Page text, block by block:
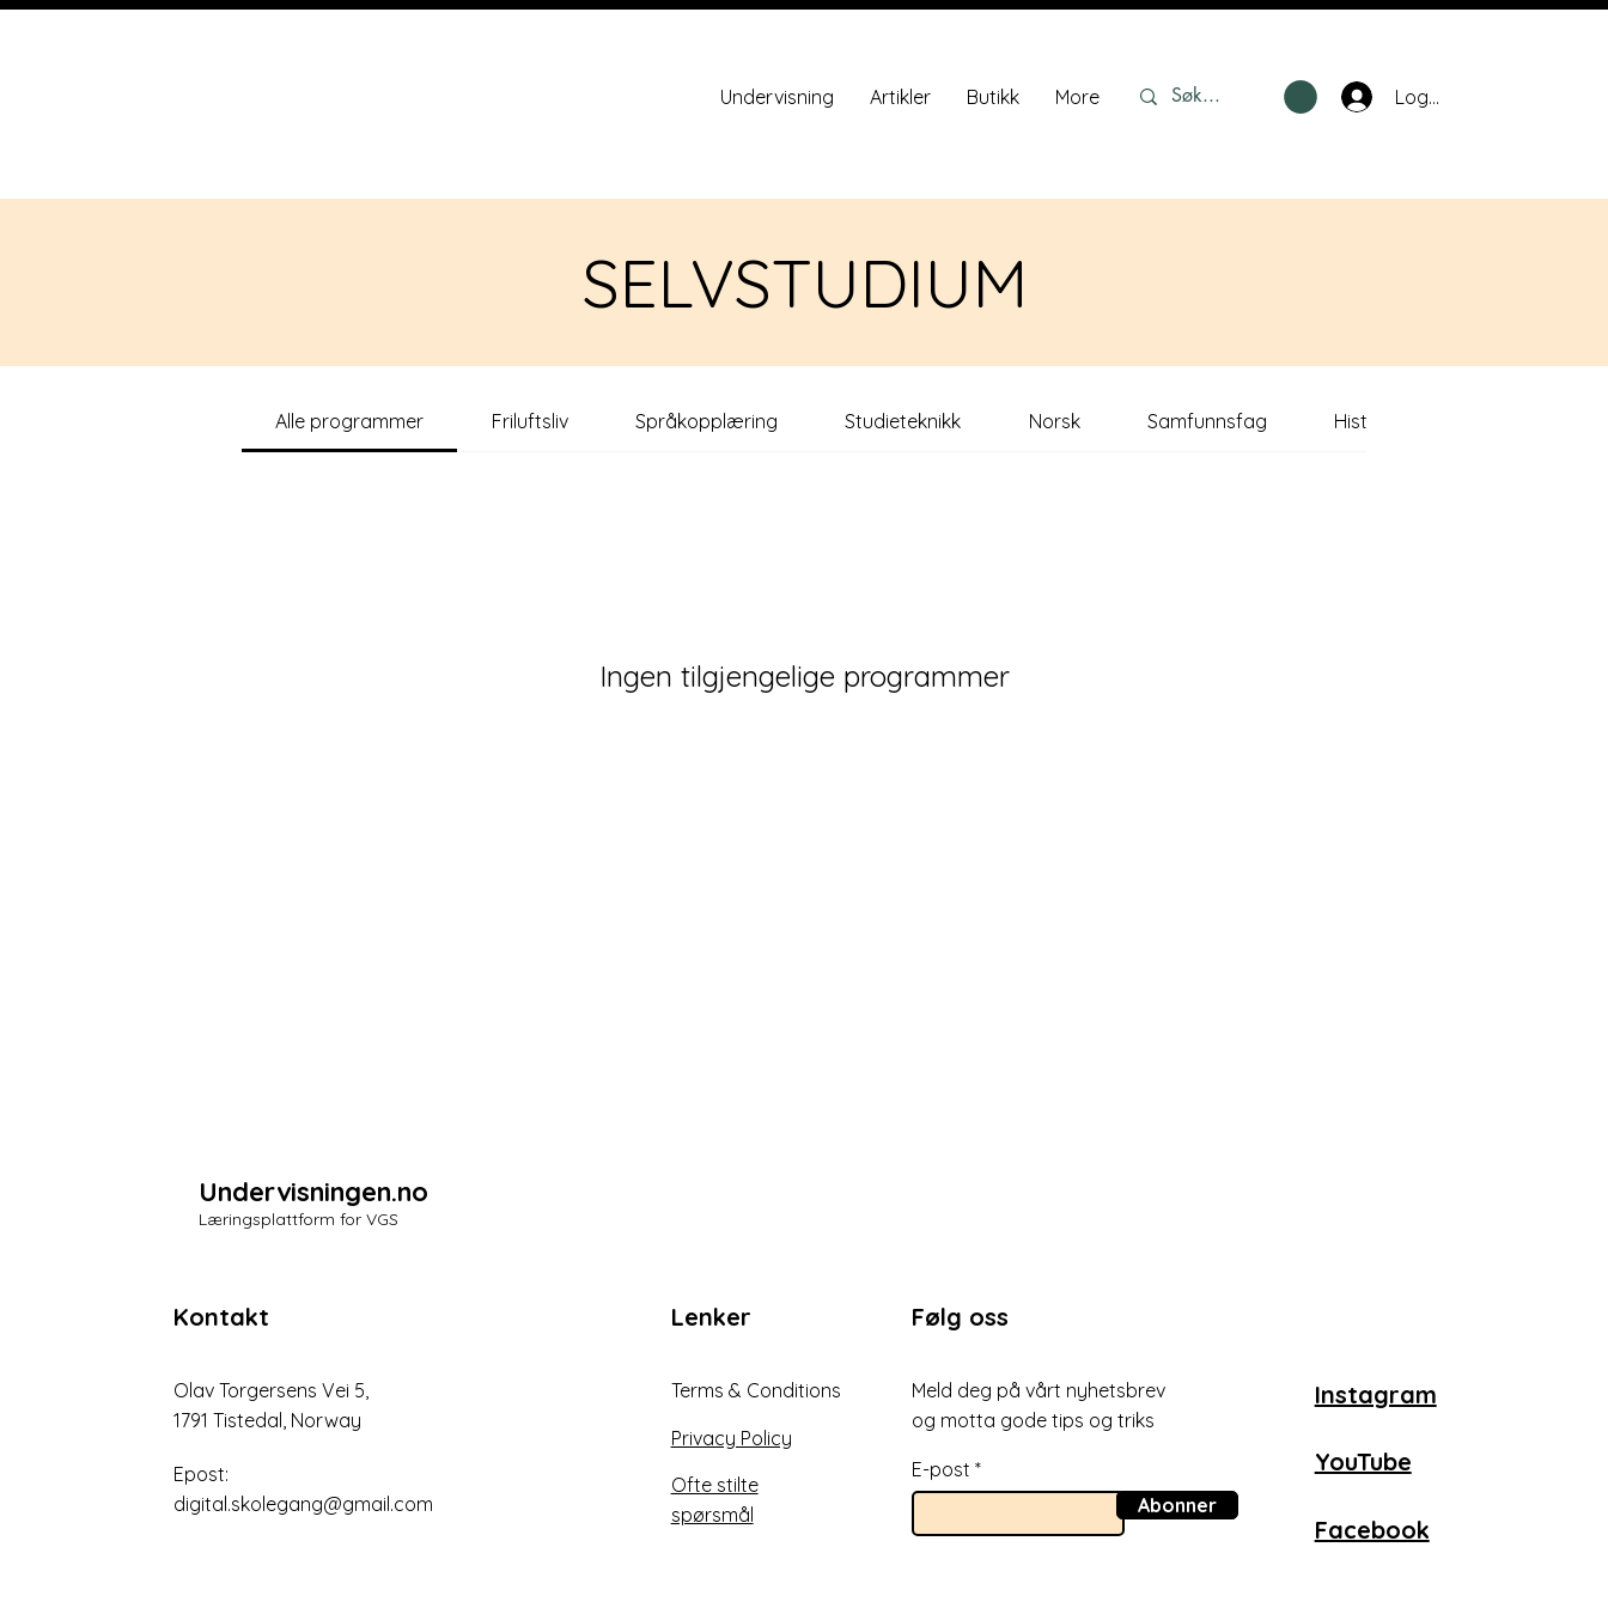
Undervisning Artikler Butikk More Logg inn
SELVSTUDIUM
Alle programmer Friluftsliv Språkopplæring Studieteknikk Norsk Samfunnsfag Historie
Ingen tilgjengelige programmer
Undervisningen.no
Læringsplattform for VGS
Kontakt
Olav Torgersens Vei 5,
1791 Tistedal, Norway
Epost:
digital.skolegang@gmail.com
Lenker
Terms & Conditions
Privacy Policy
Ofte stilte
spørsmål
Følg oss
Meld deg på vårt nyhetsbrev
og motta gode tips og triks
E-post
Abonner
Instagram
YouTube
Facebook